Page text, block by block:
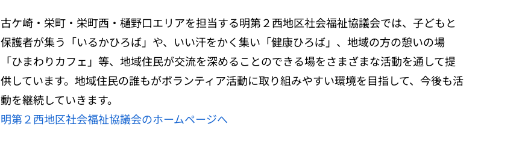
古ケ崎・栄町・栄町西・樋野口エリアを担当する明第２西地区社会福祉協議会では、子どもと
保護者が集う「いるかひろば」や、いい汗をかく集い「健康ひろば」、地域の方の憩いの場
「ひまわりカフェ」等、地域住民が交流を深めることのできる場をさまざまな活動を通して提
供しています。地域住民の誰もがボランティア活動に取り組みやすい環境を目指して、今後も活
動を継続していきます。
明第２西地区社会福祉協議会のホームページへ